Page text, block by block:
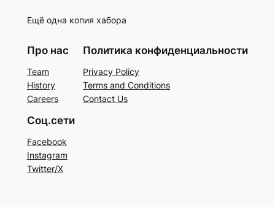
Ещё одна копия хабора
Про нас
Team
History
Careers
Политика конфиденциальности
Privacy Policy
Terms and Conditions
Contact Us
Соц.сети
Facebook
Instagram
Twitter/X